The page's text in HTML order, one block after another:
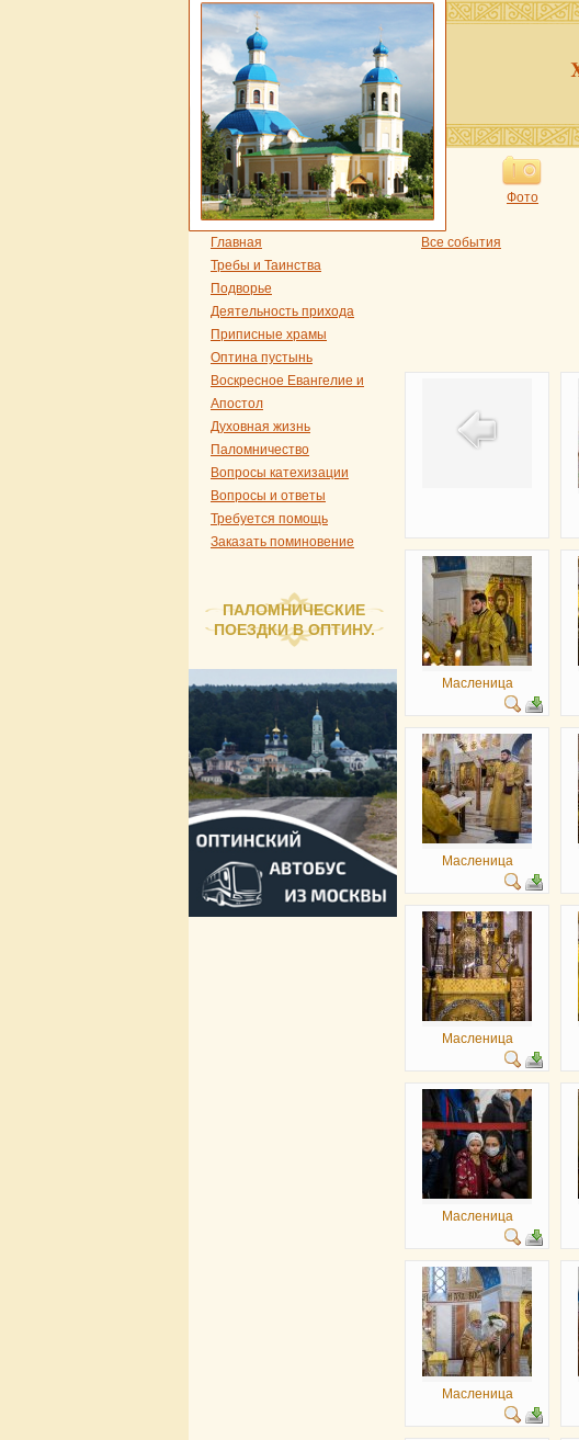
Фото
Главная
Требы и Таинства
Подворье
Деятельность прихода
Приписные храмы
Оптина пустынь
Воскресное Евангелие и
Апостол
Духовная жизнь
Паломничество
Вопросы катехизации
Вопросы и ответы
Требуется помощь
Заказать поминовение
ПАЛОМНИЧЕСКИЕ
ПОЕЗДКИ В ОПТИНУ.
Все события
Масленица
Масленица
Масленица
Масленица
Масленица